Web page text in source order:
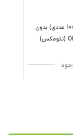
دستکش وینیل (100 عددی) بدون